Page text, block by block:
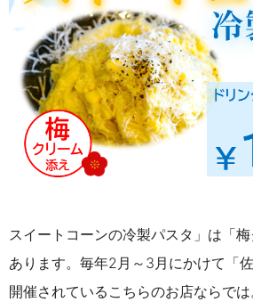
スイートコーンの冷製パスタ」は「
あります。毎年2月～3月にかけて「
開催されているこちらのお店ならでは